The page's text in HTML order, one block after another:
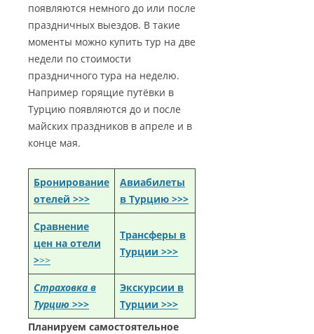
появляются немного до или после
праздничных выездов. В такие
моменты можно купить тур на две
недели по стоимости
праздничного тура на неделю.
Например горящие путёвки в
Турцию появляются до и после
майских праздников в апреле и в
конце мая.
Бронирование
отелей >>>
Авиабилеты
в Турцию >>>
Сравнение
цен на отели
>>>
Трансферы в
Турции >>>
Страховка в
Турцию >>>
Экскурсии в
Турции >>>
Планируем самостоятельное